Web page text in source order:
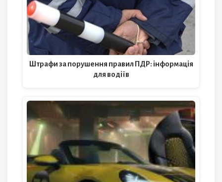
Штрафи за порушення правил ПДР: інформація
для водіїв